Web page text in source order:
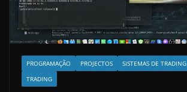
PROGRAMAÇÃO PROJECTOS SISTEMAS DE TRADING
TRADING